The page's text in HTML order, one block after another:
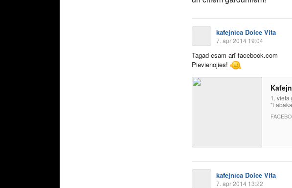
kafejnīca Dolce Vita
7. apr 2014 19:04
Tagad esam arī facebook.com
Pievienojies!
1. vieta
kafejnīca Dolce Vita
7. apr 2014 13:22